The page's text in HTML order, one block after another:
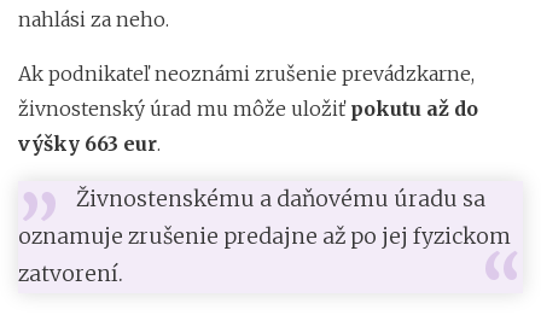
nahlási za neho.
Ak podnikateľ neoznámi zrušenie prevádzkarne,
živnostenský úrad mu môže uložiť pokutu až do
výšky 663 eur.
Živnostenskému a daňovému úradu sa
oznamuje zrušenie predajne až po jej fyzickom
zatvorení.